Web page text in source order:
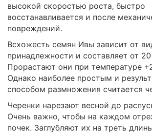
высокой скоростью роста, быстро
восстанавливается и после
повреждений.
Всхожесть семян Ивы зависит от
принадлежности и составляет от
Прорастают они при температуре
Однако наиболее простым и
способом размножения считается
Черенки нарезают весной до
Очень важно, чтобы на каждом
почек. Заглубляют их на треть